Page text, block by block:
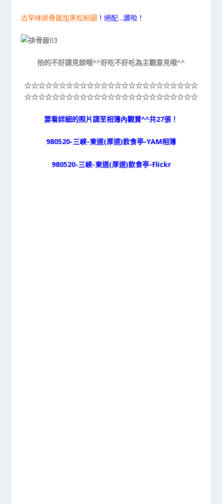
古早味排骨飯加黑松粉圓 ！絕配…讚啦！
拍的不好請見諒哦^^好吃不好吃為主觀意見哦^^
☆☆☆☆☆☆☆☆☆☆☆☆☆☆☆☆☆☆☆☆☆☆☆☆☆
☆☆☆☆☆☆☆☆☆☆☆☆☆☆☆☆☆☆☆☆☆☆☆☆☆
要看詳細的照片請至相簿內觀賞^^共27張！
980520-三峽-東道(厚道)飲食亭-YAM相簿
980520-三峽-東道(厚道)飲食亭-Flickr